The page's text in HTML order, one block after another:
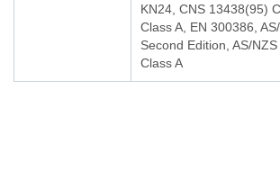
KN24, CNS 13438(95)
Class A, EN 300386,
Second Edition, AS/
Class A